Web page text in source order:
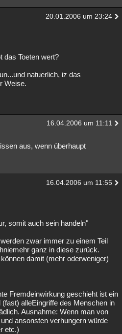
20.01.2006 um 23:24
das Toeten wert?
natuerlich, iz das
Weise.
16.04.2006 um 11:11
aus, wenn überhaupt
16.04.2006 um 11:55
somit auch sein handeln"
zwar immer zu einem Teil
ganz in diese zurück.
damit (mehr oderweniger)
Fremdeinwirkung geschieht ist ein
alleEingriffe des Menschen in
Ausnahme: Wenn man von
ansonsten verhungern würde
etc.)